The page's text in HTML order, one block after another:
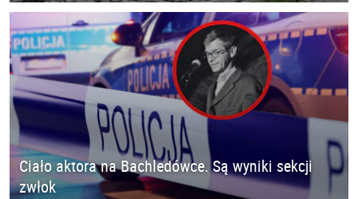
Ciało aktora na Bachledówce. Są wyniki sekcji
zwłok